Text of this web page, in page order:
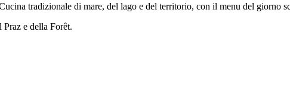
tradizionale di mare, del lago e del territorio, con il menu del giorno
e della Forêt.